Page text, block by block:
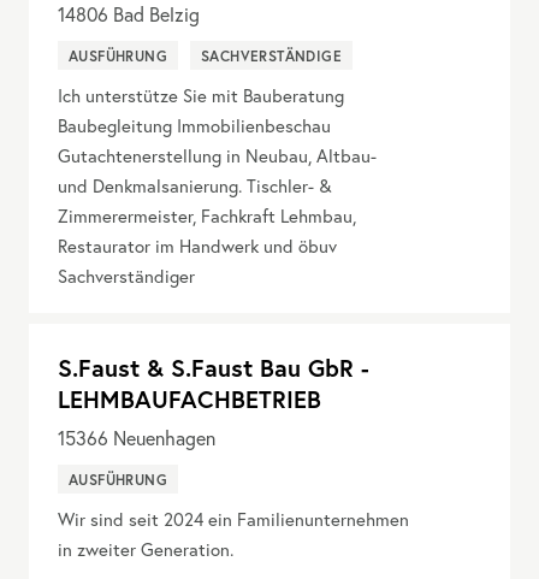
14806 Bad Belzig
AUSFÜHRUNG SACHVERSTÄNDIGE
Ich unterstütze Sie mit Bauberatung
Baubegleitung Immobilienbeschau
Gutachtenerstellung in Neubau, Altbau-
und Denkmalsanierung. Tischler- &
Zimmerermeister, Fachkraft Lehmbau,
Restaurator im Handwerk und öbuv
Sachverständiger
S.Faust & S.Faust Bau GbR -
LEHMBAUFACHBETRIEB
15366 Neuenhagen
AUSFÜHRUNG
Wir sind seit 2024 ein Familienunternehmen
in zweiter Generation.